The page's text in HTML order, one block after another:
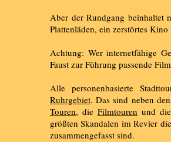
Aber der Rundgang beinhaltet
Plattenläden, ein zerstörtes
Achtung: Wer internetfähige
Faust zur Führung passende
Alle personenbasierte
Ruhrgebiet. Das sind neben
Touren, die Filmtouren und
größten Skandalen im Revier
zusammengefasst sind.